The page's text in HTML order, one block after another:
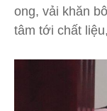
ong, vải khăn
tâm tới chất